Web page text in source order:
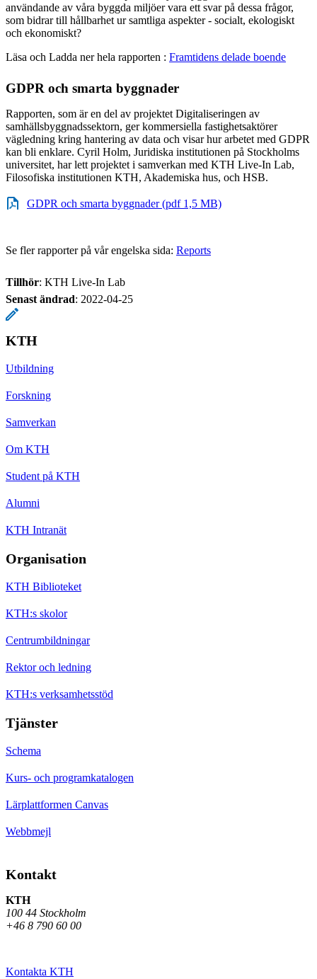
användande av våra byggda miljöer vara ett svar på dessa frågor,
som bidrar till hållbarhet ur samtliga aspekter - socialt, ekologiskt
och ekonomiskt?
Läsa och Ladda ner hela rapporten : Framtidens delade boende
GDPR och smarta byggnader
Rapporten, som är en del av projektet Digitaliseringen av
samhällsbyggnadssektorn, ger kommersiella fastighetsaktörer
vägledning kring hantering av data och visar hur arbetet med GDPR
kan bli enklare. Cyril Holm, Juridiska institutionen på Stockholms
universitet, har lett projektet i samverkan med KTH Live-In Lab,
Filosofiska institutionen KTH, Akademiska hus, och HSB.
GDPR och smarta byggnader (pdf 1,5 MB)
Se fler rapporter på vår engelska sida: Reports
Tillhör: KTH Live-In Lab
Senast ändrad: 2022-04-25
KTH
Utbildning
Forskning
Samverkan
Om KTH
Student på KTH
Alumni
KTH Intranät
Organisation
KTH Biblioteket
KTH:s skolor
Centrumbildningar
Rektor och ledning
KTH:s verksamhetsstöd
Tjänster
Schema
Kurs- och programkatalogen
Lärplattformen Canvas
Webbmejl
Kontakt
KTH
100 44 Stockholm
+46 8 790 60 00
Kontakta KTH